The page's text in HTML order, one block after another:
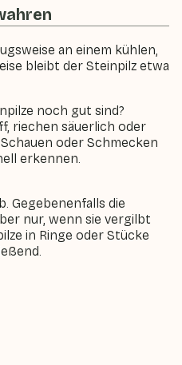
an einem kühlen,
bleibt der Steinpilz etwa
noch gut sind?
riechen säuerlich oder
oder Schmecken
erkennen.
Gegebenenfalls die
nur, wenn sie vergilbt
in Ringe oder Stücke